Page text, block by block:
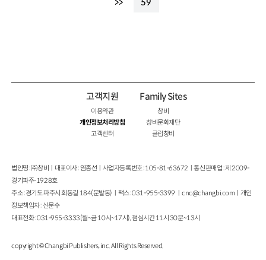
>>
59
고객지원
이용약관
개인정보처리방침
고객센터
Family Sites
창비
창비문화재단
클럽창비
법인명 : ㈜창비ㅣ대표이사 : 염종선ㅣ사업자등록번호 : 105-81-63672ㅣ통신판매업 : 제 2009-
경기파주-1928호
주소 : 경기도 파주시 회동길 184(문발동)ㅣ팩스 : 031-955-3399 ㅣcnc@changbi.com ㅣ개인
정보책임자 : 신문수
대표전화 : 031-955-3333(월~금 10시~17시), 점심시간 11시 30분~13시
copyright © Changbi Publishers, inc. All Rights Reserved.